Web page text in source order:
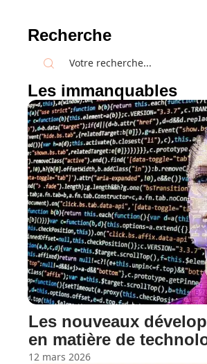
Recherche
Les immanquables
Les nouveaux
en matière de
12 mars 2026